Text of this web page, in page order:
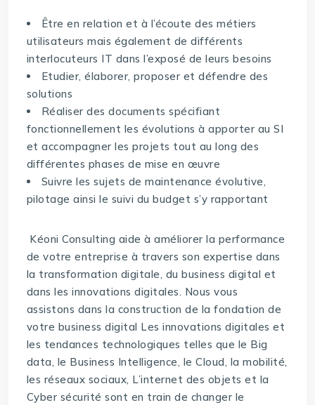
Être en relation et à l’écoute des métiers
utilisateurs mais également de différents
interlocuteurs IT dans l’exposé de leurs besoins
Etudier, élaborer, proposer et défendre des
solutions
Réaliser des documents spécifiant
fonctionnellement les évolutions à apporter au SI
et accompagner les projets tout au long des
différentes phases de mise en œuvre
Suivre les sujets de maintenance évolutive,
pilotage ainsi le suivi du budget s’y rapportant
Kéoni Consulting aide à améliorer la performance
de votre entreprise à travers son expertise dans
la transformation digitale, du business digital et
dans les innovations digitales. Nous vous
assistons dans la construction de la fondation de
votre business digital Les innovations digitales et
les tendances technologiques telles que le Big
data, le Business Intelligence, le Cloud, la mobilité,
les réseaux sociaux, L’internet des objets et la
Cyber sécurité sont en train de changer le